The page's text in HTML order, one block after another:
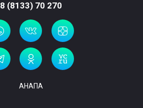
8 (8133) 70 270
АНАПА